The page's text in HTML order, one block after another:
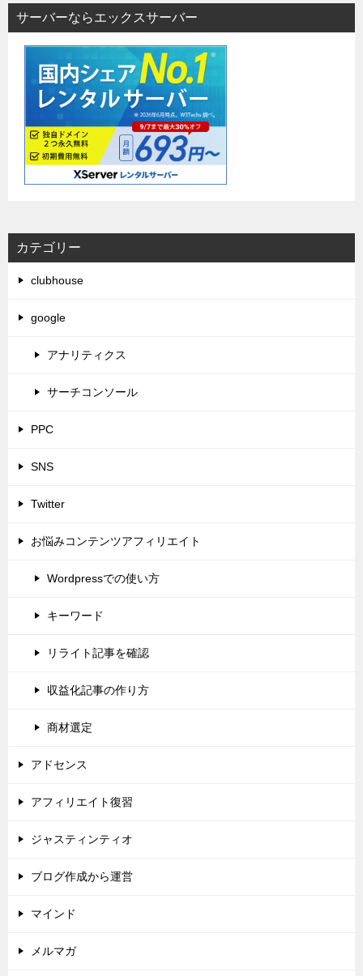
サーバーならエックスサーバー
カテゴリー
clubhouse
google
アナリティクス
サーチコンソール
PPC
SNS
Twitter
お悩みコンテンツアフィリエイト
Wordpressでの使い方
キーワード
リライト記事を確認
収益化記事の作り方
商材選定
アドセンス
アフィリエイト復習
ジャスティンティオ
ブログ作成から運営
マインド
メルマガ